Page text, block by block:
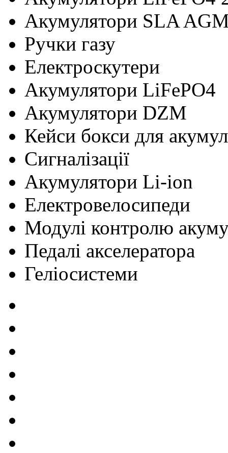
Акумулятори SLA
Ручки газу
Електроскутери
Акумулятори LiFePO4
Акумулятори DZM
Кейси бокси для
Сигналізації
Акумулятори Li-ion
Електровелосипеди
Модулі контролю
Педалі акселератора
Геліосистеми